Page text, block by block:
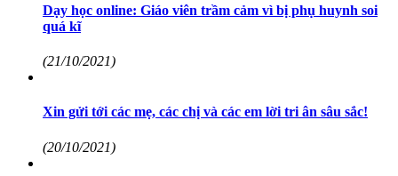
Dạy học online: Giáo viên trầm cảm vì bị phụ huynh soi
quá kĩ
(21/10/2021)
Xin gửi tới các mẹ, các chị và các em lời tri ân sâu sắc!
(20/10/2021)